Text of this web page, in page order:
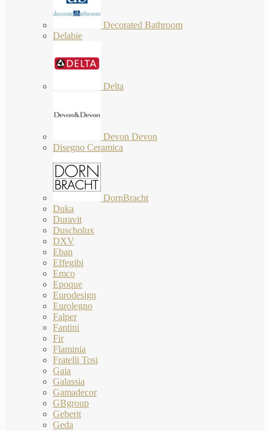
Decorated Bathroom
Delabie
Delta
Devon Devon
Disegno Ceramica
DornBracht
Duka
Duravit
Duscholux
DXV
Eban
Effegibi
Emco
Epoque
Eurodesign
Eurolegno
Falper
Fantini
Fir
Flaminia
Fratelli Tosi
Gaia
Galassia
Gamadecor
GBgroup
Geberit
Geda